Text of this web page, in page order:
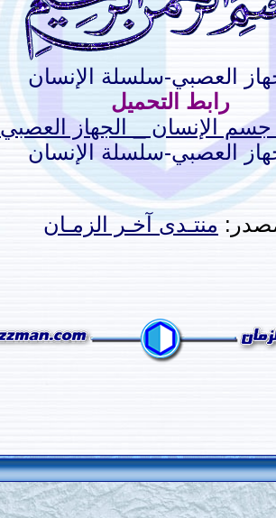
رابط التحميل
الإنسان _ الجهاز العصبي
منتـدى آخـر الزمـان